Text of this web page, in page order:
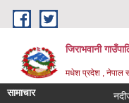
Skip to main content
जिराभवानी
मधेश प्रदेश , नेपाल
सामाचार